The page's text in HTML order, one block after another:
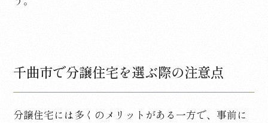
千曲市で分譲住宅を選ぶ際の注意点
分譲住宅には多くのメリットがある一方で、事前に